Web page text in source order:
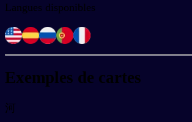
Langues disponibles
Exemples de cartes
河